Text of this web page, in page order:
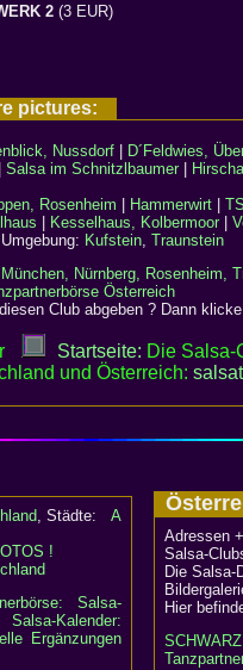
2 (3 EUR)
pictures:
Nussdorf
D´Feldwies,
Salsa im Schnitzlbaumer|
Rosenheim Hammerwirt
Kesselhaus, Kolbermoor|
Kufstein, Traunstein
Nürnberg, Rosenheim,
Österreich
Club abgeben ? Dann
Startseite: Die Salsa-
und Österreich:
, Städte: A
!
Salsa-
Salsa-Kalender:
Ergänzungen
Adressen
Salsa-
Die
Hier